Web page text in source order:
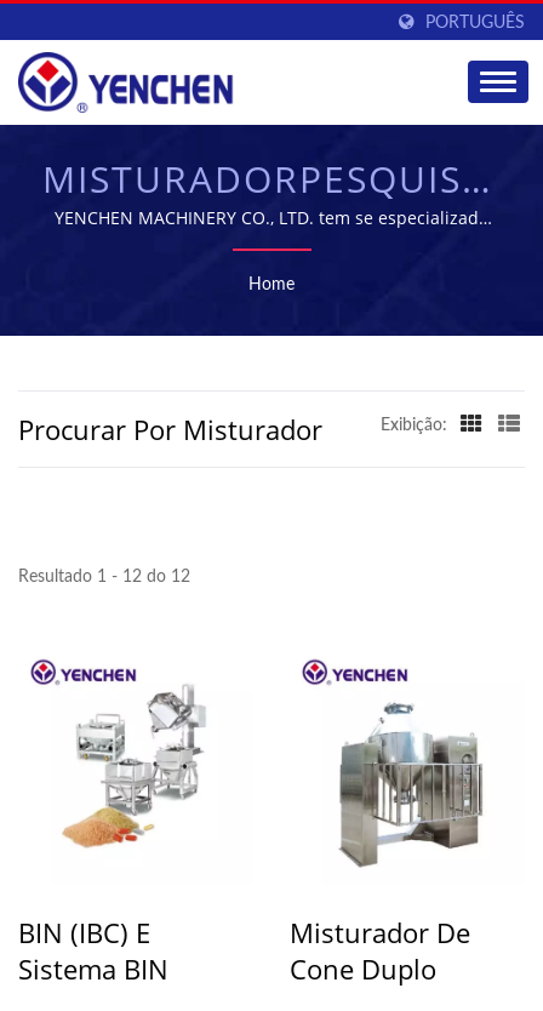
PORTUGUÊS
| FORNECEDOR DE
EQUIPAMENTOS PARA
FABRICAÇÃO
YENCHEN
YENCHEN MACHINERY CO., LTD. tem se especializado
na fabricação de Máquinas Farmacêuticas por 60 anos.
Home
Procurar Por Misturador Exibição:
Resultado 1 - 12 do 12
BIN (IBC) E
Sistema BIN
Misturador De
Cone Duplo